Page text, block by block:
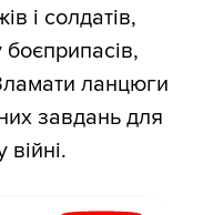
і солдатів,
боєприпасів,
ланцюги
завдань для
війні.